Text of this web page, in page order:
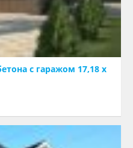
с гаражом 17,18 х